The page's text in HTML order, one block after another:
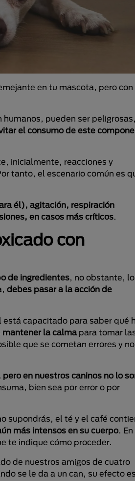
en tu mascota, pero con
pueden ser
el consumo de este
inicialmente, reacciones y
tanto, el escenario común es
él), agitación, respiración
en casos más críticos.
con
de ingredientes, no obstante,
debes pasar a la acción de
está capacitado para saber qué
mantener la calma para tomar
que se cometan errores y
en nuestros caninos no lo
bien sea por error o por
supondrás, el té y el café
más intensos en su cuerpo.
te indique cómo proceder.
de nuestros amigos de cuatro
se le da a un can, su efecto